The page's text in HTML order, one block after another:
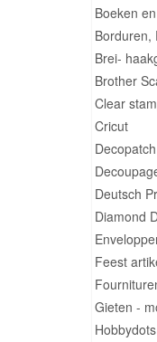
Boeken
Borduren,
Brei-
Brother
Clear
Cricut
Decopatch
Deutsch
Diamond
Feest
Gieten -
Hobbydots